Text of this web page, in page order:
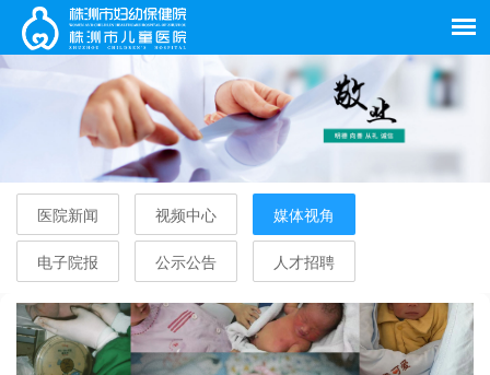
医院新闻 视频中心 媒体视角
电子院报 公示公告 人才招聘